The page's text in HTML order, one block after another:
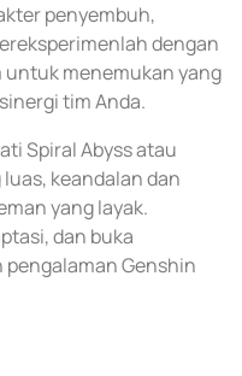
penyembuh,
dengan
untuk menemukan yang
tim Anda.
Spiral Abyss atau
keandalan dan
yang layak.
dan buka
Genshin